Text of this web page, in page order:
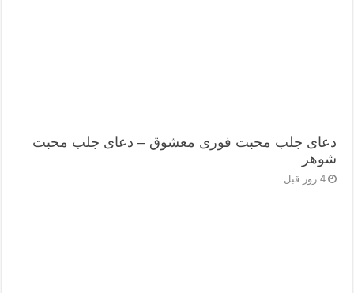
دعای جلب محبت فوری معشوق – دعای جلب محبت
شوهر
4 روز قبل